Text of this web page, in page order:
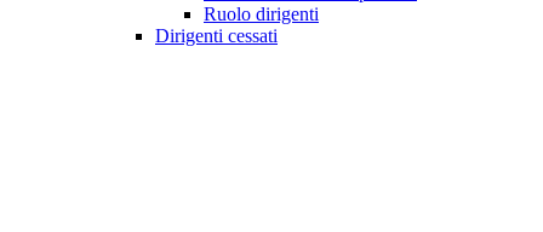
Ruolo dirigenti
Dirigenti cessati